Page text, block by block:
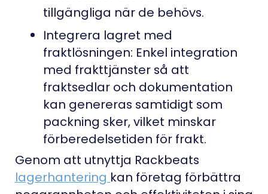
tillgängliga när de behövs.
Integrera lagret med
fraktlösningen: Enkel integration
med frakttjänster så att
fraktsedlar och dokumentation
kan genereras samtidigt som
packning sker, vilket minskar
förberedelsetiden för frakt.
Genom att utnyttja Rackbeats
lagerhantering kan företag förbättra